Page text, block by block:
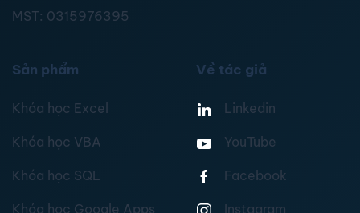
MST: 0315976395
Sản phẩm
Khóa học Excel
Khóa học VBA
Khóa học SQL
Khóa học Google Apps
Về tác giả
Linkedin
YouTube
Facebook
Instagram